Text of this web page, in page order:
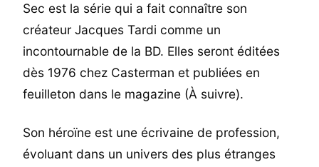
Sec est la série qui a fait connaître son
créateur Jacques Tardi comme un
incontournable de la BD. Elles seront éditées
dès 1976 chez Casterman et publiées en
feuilleton dans le magazine (À suivre).
Son héroïne est une écrivaine de profession,
évoluant dans un univers des plus étranges